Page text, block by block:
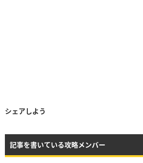
シェアしよう
記事を書いている攻略メンバー